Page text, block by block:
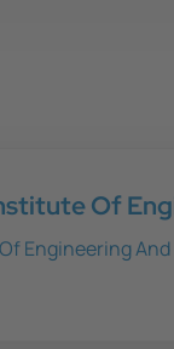
Of
Engineering